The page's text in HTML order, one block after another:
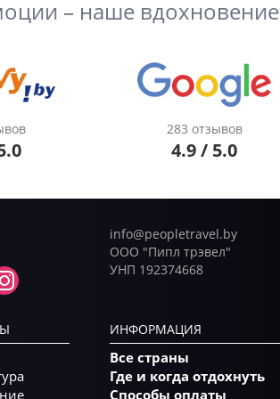
– наше вдохновение
283 отзывов
4.9 / 5.0
info@peopletravel.by
ООО "Пипл трэвел"
УНП 192374668
ИНФОРМАЦИЯ
Все страны
Где и когда отдохнуть
Способы оплаты